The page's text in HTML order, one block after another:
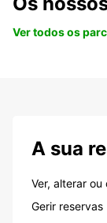
Ver todos os
A sua
Ver, alterar
Gerir reservas